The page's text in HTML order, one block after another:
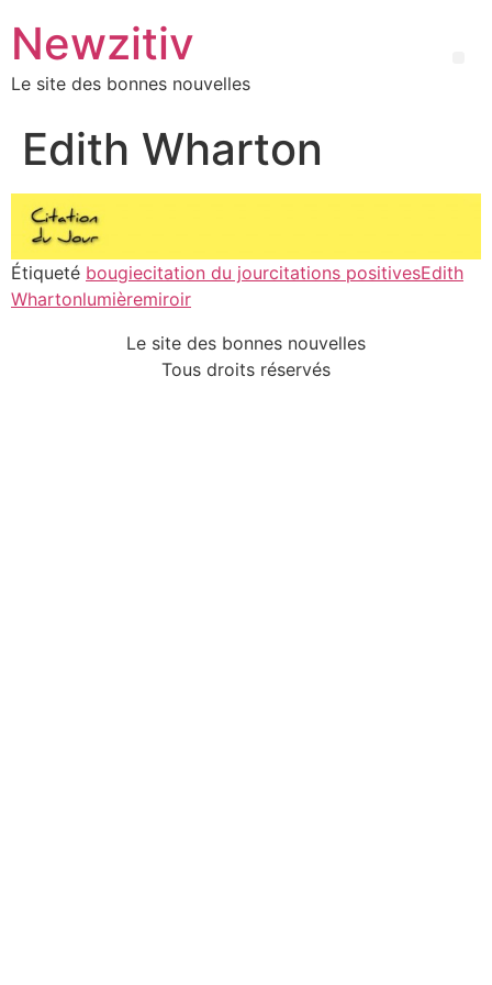
Newzitiv
Le site des bonnes nouvelles
Edith Wharton
Étiqueté bougiecitation du jourcitations positivesEdith
Whartonlumièremiroir
Le site des bonnes nouvelles
Tous droits réservés